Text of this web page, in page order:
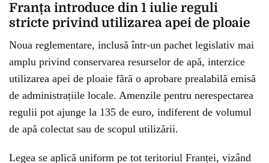
Franța introduce din 1 iulie reguli
stricte privind utilizarea apei de ploaie
Noua reglementare, inclusă într-un pachet legislativ mai
amplu privind conservarea resurselor de apă, interzice
utilizarea apei de ploaie fără o aprobare prealabilă emisă
de administrațiile locale. Amenzile pentru nerespectarea
regulii pot ajunge la 135 de euro, indiferent de volumul
de apă colectat sau de scopul utilizării.
Legea se aplică uniform pe tot teritoriul Franței, vizând